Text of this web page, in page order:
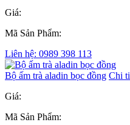
Giá:
Mã Sản Phẩm:
Liên hệ: 0989 398 113
Bộ ấm trà aladin bọc đồng Chi
Giá:
Mã Sản Phẩm: